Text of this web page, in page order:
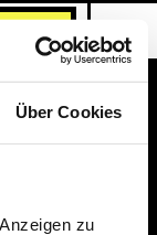
Über Cookies
zu